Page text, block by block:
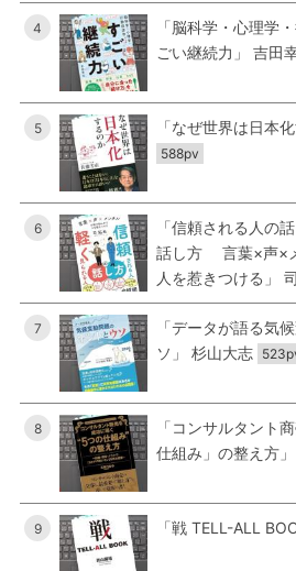
4
「脳科学・心理学
ごい継続力」 吉田
5 「なぜ世界は日本
588pv
6
「信頼される人の
話し方 言葉×声×
人を惹きつける」
7
「データが語る気
ソ」 杉山大志
8
「コンサルタント
仕組み」の整え方
9 「戦 TELL-ALL